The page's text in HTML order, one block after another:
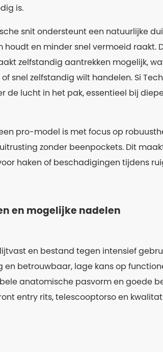
is.
snit ondersteunt een natuurlijke
houdt en minder snel vermoeid raakt.
zelfstandig aantrekken mogelijk,
snel zelfstandig wilt handelen. Si
de lucht in het pak, essentieel bij
pro-model is met focus op
zonder beenpockets. Dit
haken of beschadigingen tijdens
en mogelijke nadelen
en bestand tegen intensief
en betrouwbaar, lage kans op
anatomische pasvorm en goede
entry rits, telescooptorso en